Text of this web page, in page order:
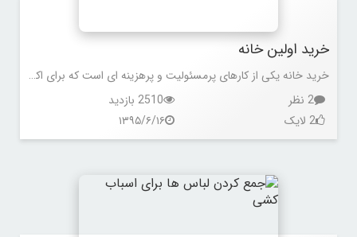
خرید اولین خانه
خرید خانه یکی از کارهای پرمسئولیت و پرهزینه ای است که برای اکثر مردم وجود دارد.و در ثانی این خرید ممکن است یک بار برای همیشه نباشد. گرفتن وام و مهیا کردن پول مورد نیاز از جمله چیزهایی است که
2 نظر
2510 بازدید
2 لایک
۱۳۹۵/۶/۱۶